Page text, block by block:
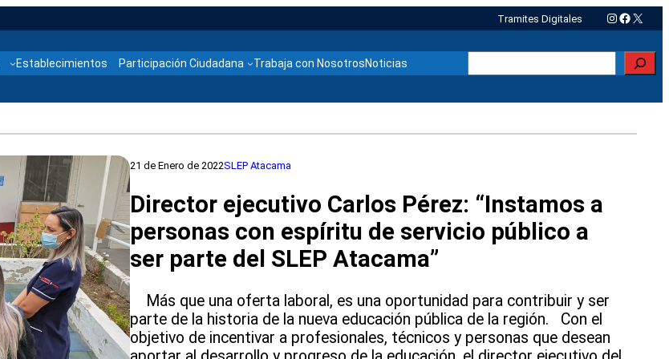
Tramites Digitales Instagram
X
Establecimientos Participación Ciudadana Trabaja con NosotrosNoticias
21 de Enero de 2022SLEP Atacama
Director ejecutivo Carlos Pérez: “Instamos a
personas con espíritu de servicio público a
ser parte del SLEP Atacama”
Más que una oferta laboral, es una oportunidad para contribuir y ser
parte de la historia de la nueva educación pública de la región. Con el
objetivo de incentivar a profesionales, técnicos y personas que desean